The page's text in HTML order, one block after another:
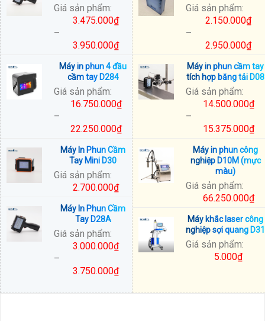
Giá sản phẩm:
3.475.000₫
–
3.950.000₫
giá:
3.475.000₫
3.950.000₫
Máy in phun 4 đầu
cầm tay D284
Giá sản phẩm:
16.750.000₫
–
22.250.000₫
giá:
16.750.000₫
22.250.000₫
Máy In Phun Cầm
Tay Mini D30
Giá sản phẩm:
2.700.000₫
Máy In Phun Cầm
Tay D28A
Giá sản phẩm:
3.000.000₫
–
3.750.000₫
giá:
Giá sản phẩm:
2.150.000₫
–
2.950.000₫
giá:
từ
2.150.000₫
2.950.000₫
Máy in phun cầm tay
tích hợp băng tải D08
Giá sản phẩm:
14.500.000₫
–
15.375.000₫
giá:
từ
14.500.000₫
đến
15.375.000₫
Máy in phun công
nghiệp D10M (mực
màu)
Giá sản phẩm:
66.250.000₫
Máy khắc laser công
nghiệp sợi quang D31
Giá sản phẩm:
5.000₫